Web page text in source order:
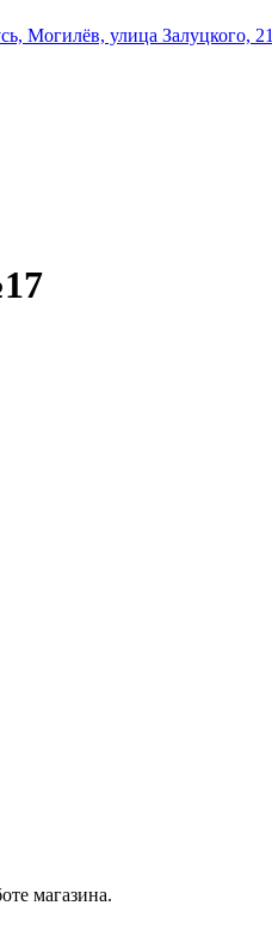
Могилёв, улица Залуцкого, 21
магазина.